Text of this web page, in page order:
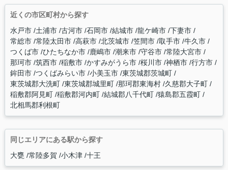
近くの市区町村から探す
水戸市 土浦市 古河市 石岡市 結城市 龍ケ崎市 下妻市
常総市 常陸太田市 高萩市 北茨城市 笠間市 取手市 牛久市
つくば市 ひたちなか市 鹿嶋市 潮来市 守谷市 常陸大宮市
那珂市 筑西市 稲敷市 かすみがうら市 桜川市 神栖市 行方市
鉾田市 つくばみらい市 小美玉市 東茨城郡茨城町
東茨城郡大洗町 東茨城郡城里町 那珂郡東海村 久慈郡大子町
稲敷郡阿見町 稲敷郡河内町 結城郡八千代町 猿島郡五霞町
北相馬郡利根町
同じエリアにある駅から探す
大甕 常陸多賀 小木津 十王